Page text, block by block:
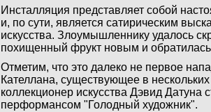
Инсталляция представляет собой
и, по сути, является сатирическим
искусства. Злоумышленнику удалось
похищенный фрукт новым и
Отметим, что это далеко не первое
Кателлана, существующее в
коллекционер искусства Дэвид Датуна
перформансом "Голодный художник".